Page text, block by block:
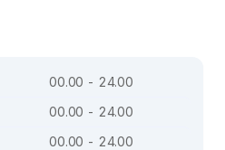
00.00 - 24.00
00.00 - 24.00
00.00 - 24.00